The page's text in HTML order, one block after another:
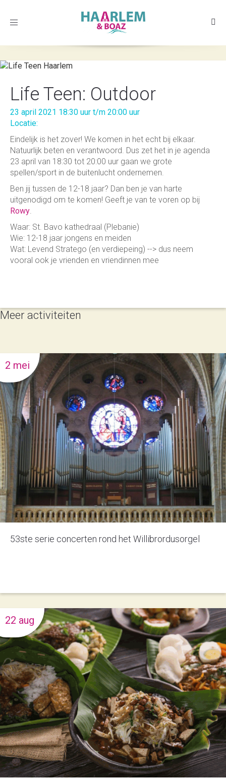
Toggle
Life Teen: Outdoor
23 april 2021 18:30 uur t/m 20:00 uur
Locatie:
Eindelijk is het zover! We komen in het echt bij elkaar.
Natuurlijk beten en verantwoord. Dus zet het in je agenda
23 april van 18:30 tot 20:00 uur gaan we grote
spellen/sport in de buitenlucht ondernemen.
Ben jij tussen de 12-18 jaar? Dan ben je van harte
uitgenodigd om te komen! Geeft je van te voren op bij
Rowy.
Waar: St. Bavo kathedraal (Plebanie)
Wie: 12-18 jaar jongens en meiden
Wat: Levend Stratego (en verdiepeing) --> dus neem
vooral ook je vrienden en vriendinnen mee
Meer activiteiten
53ste serie concerten rond het Willibrordusorgel
2 mei
22 aug